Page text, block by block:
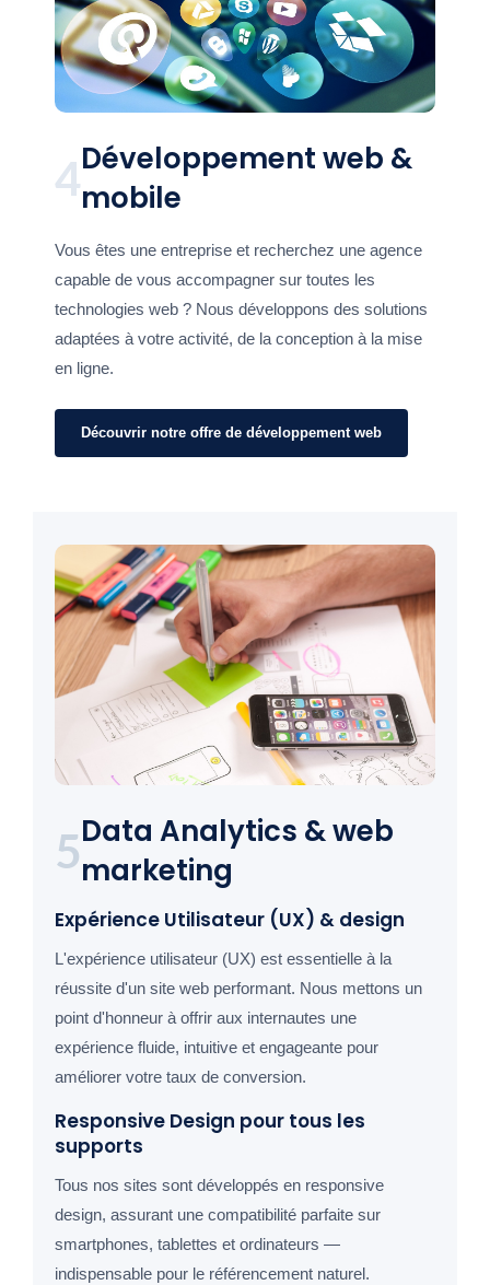
4Développement web &
mobile
Vous êtes une entreprise et recherchez une agence
capable de vous accompagner sur toutes les
technologies web ? Nous développons des solutions
adaptées à votre activité, de la conception à la mise
en ligne.
Découvrir notre offre de développement web
5Data Analytics & web
marketing
Expérience Utilisateur (UX) & design
L'expérience utilisateur (UX) est essentielle à la
réussite d'un site web performant. Nous mettons un
point d'honneur à offrir aux internautes une
expérience fluide, intuitive et engageante pour
améliorer votre taux de conversion.
Responsive Design pour tous les
supports
Tous nos sites sont développés en responsive
design, assurant une compatibilité parfaite sur
smartphones, tablettes et ordinateurs —
indispensable pour le référencement naturel.